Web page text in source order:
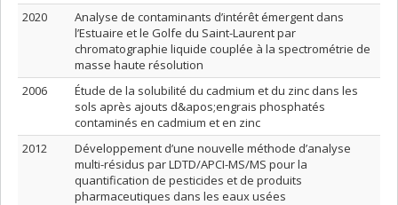
2020
Analyse de contaminants d’intérêt émergent dans
l’Estuaire et le Golfe du Saint-Laurent par
chromatographie liquide couplée à la spectrométrie de
masse haute résolution
2006
Étude de la solubilité du cadmium et du zinc dans les
sols après ajouts d&apos;engrais phosphatés
contaminés en cadmium et en zinc
2012
Développement d’une nouvelle méthode d’analyse
multi-résidus par LDTD/APCI-MS/MS pour la
quantification de pesticides et de produits
pharmaceutiques dans les eaux usées